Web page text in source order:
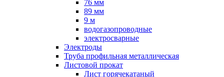
76 мм
89 мм
9 м
водогазопроводные
электросварные
Электроды
Труба профильная металлическая
Листовой прокат
Лист горячекатаный